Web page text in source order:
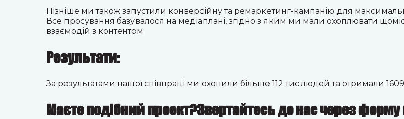
Пізніше ми також запустили конверсійну та ремаркетинг-кампанію для
Все просування базувалося на медіаплані, згідно з яким ми мали охоплювати
взаємодій з контентом.
Результати:
За результатами нашої співпраці ми охопили більше 112 тис.людей та отримали
Маєте подібний проект?Звертайтесь до нас через